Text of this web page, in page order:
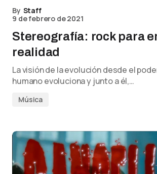
By Staff
9 de febrero de 2021
Stereografía: rock para
realidad
La visión de la evolución desde el
humano evoluciona y junto a él,…
Música